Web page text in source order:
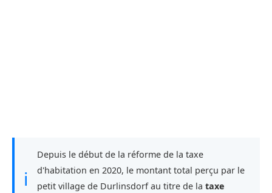
ℹ
Depuis le début de la réforme de la taxe
d'habitation en 2020, le montant total perçu par le
petit village de Durlinsdorf au titre de la taxe